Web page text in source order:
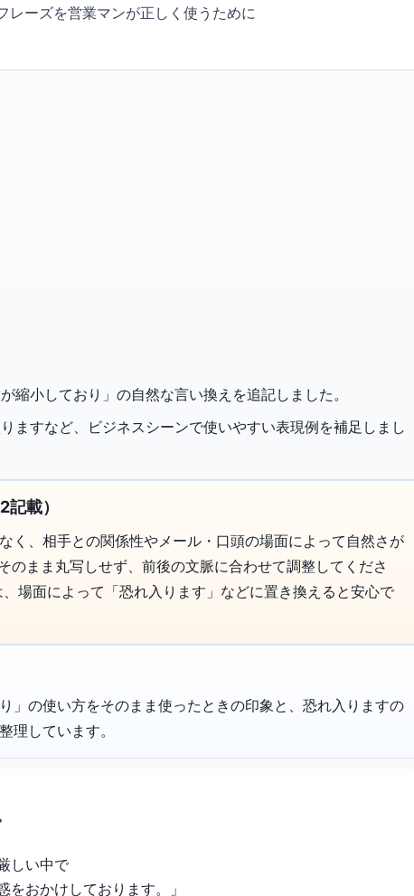
レーズを営業マンが正しく使うために
小しており」の自然な言い換えを追記しました。
ますなど、ビジネスシーンで使いやすい表現例を補足しまし
載）
く、相手との関係性やメール・口頭の場面によって自然さが
のまま丸写しせず、前後の文脈に合わせて調整してくださ
場面によって「恐れ入ります」などに置き換えると安心で
」の使い方をそのまま使ったときの印象と、恐れ入りますの
理しています。
しい中で
をおかけしております。」